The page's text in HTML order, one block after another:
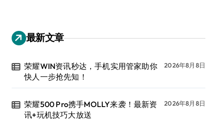
最新文章
荣耀WIN资讯秒达，手机实用管家助你
快人一步抢先知！
2026年8月8日
荣耀500 Pro携手MOLLY来袭！最新资
讯+玩机技巧大放送
2026年8月8日